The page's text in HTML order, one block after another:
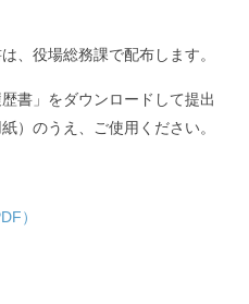
、役場総務課で配布します。
書」をダウンロードして提出
）のうえ、ご使用ください。
）